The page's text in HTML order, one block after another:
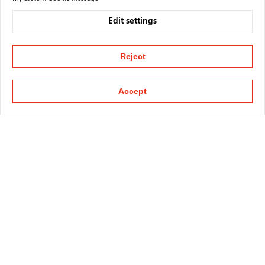
Edit settings
Reject
Accept